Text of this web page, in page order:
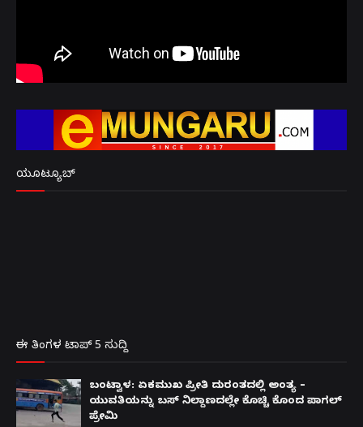
ಯೂಟ್ಯೂಬ್
ಈ ತಿಂಗಳ ಟಾಪ್ 5 ಸುದ್ದಿ
ಬಂಟ್ವಾಳ: ಏಕಮುಖ ಪ್ರೀತಿ ದುರಂತದಲ್ಲಿ ಅಂತ್ಯ –
ಯುವತಿಯನ್ನು ಬಸ್ ನಿಲ್ದಾಣದಲ್ಲೇ ಕೊಚ್ಚಿ ಕೊಂದ ಪಾಗಲ್
ಪ್ರೇಮಿ